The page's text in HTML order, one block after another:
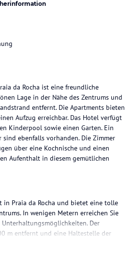
da Rocha ist eine freundliche
Lage in der Nähe des Zentrums und
entfernt. Die Apartments bieten
Aufzug erreichbar. Das Hotel verfügt
Kinderpool sowie einen Garten. Ein
sind ebenfalls vorhanden. Die Zimmer
über eine Kochnische und einen
Aufenthalt in diesem gemütlichen
in Praia da Rocha und bietet eine tolle
In wenigen Metern erreichen Sie
Der
m entfernt und eine Haltestelle der